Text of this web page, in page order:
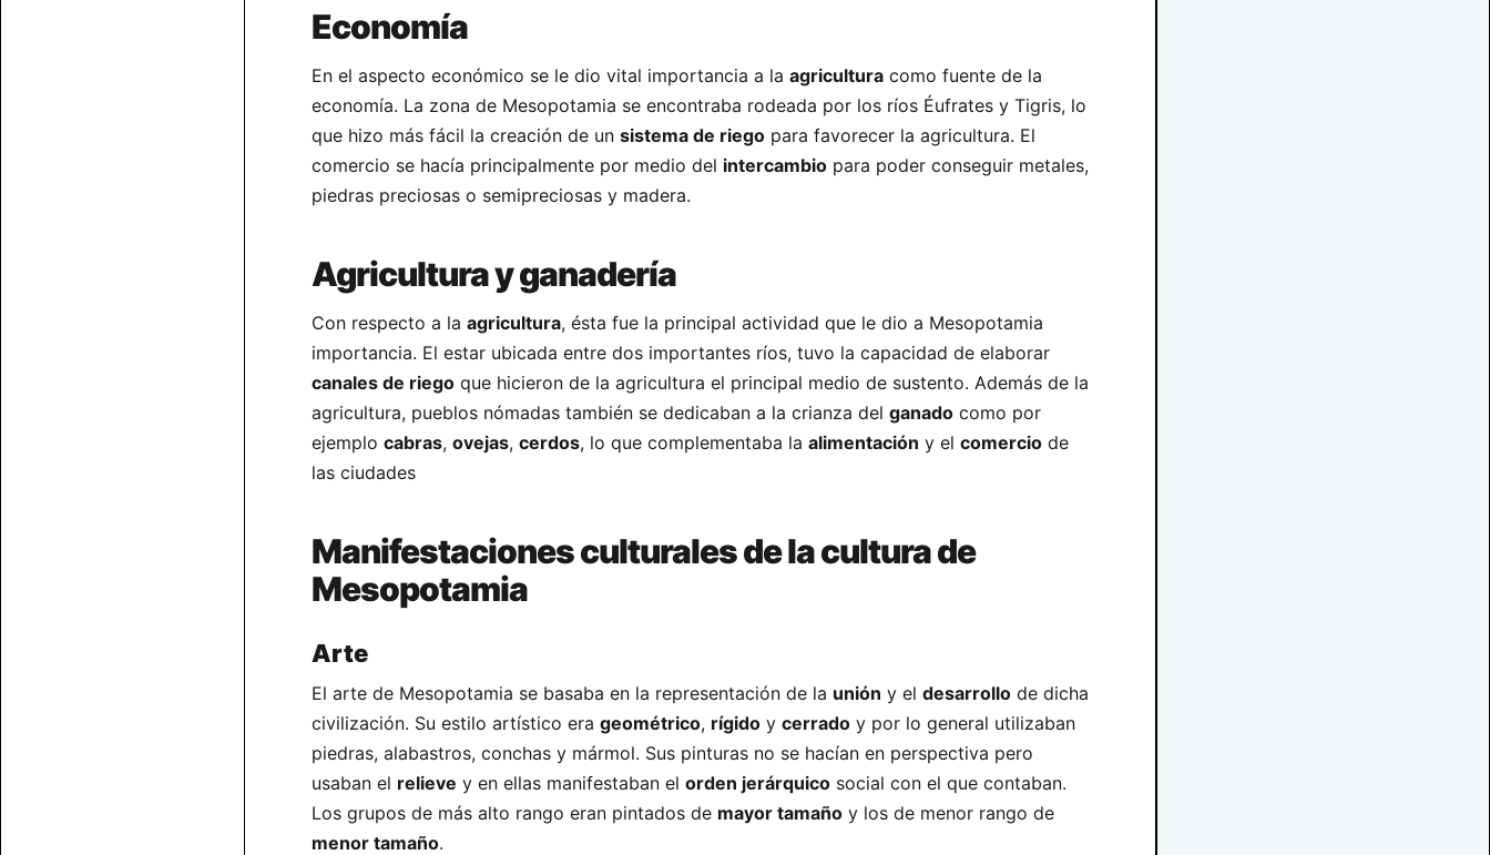
Economía
En el aspecto económico se le dio vital importancia a la agricultura como fuente de la
economía. La zona de Mesopotamia se encontraba rodeada por los ríos Éufrates y Tigris, lo
que hizo más fácil la creación de un sistema de riego para favorecer la agricultura. El
comercio se hacía principalmente por medio del intercambio para poder conseguir metales,
piedras preciosas o semipreciosas y madera.
Agricultura y ganadería
Con respecto a la agricultura, ésta fue la principal actividad que le dio a Mesopotamia
importancia. El estar ubicada entre dos importantes ríos, tuvo la capacidad de elaborar
canales de riego que hicieron de la agricultura el principal medio de sustento. Además de la
agricultura, pueblos nómadas también se dedicaban a la crianza del ganado como por
ejemplo cabras, ovejas, cerdos, lo que complementaba la alimentación y el comercio de
las ciudades
Manifestaciones culturales de la cultura de
Mesopotamia
Arte
El arte de Mesopotamia se basaba en la representación de la unión y el desarrollo de dicha
civilización. Su estilo artístico era geométrico, rígido y cerrado y por lo general utilizaban
piedras, alabastros, conchas y mármol. Sus pinturas no se hacían en perspectiva pero
usaban el relieve y en ellas manifestaban el orden jerárquico social con el que contaban.
Los grupos de más alto rango eran pintados de mayor tamaño y los de menor rango de
menor tamaño.